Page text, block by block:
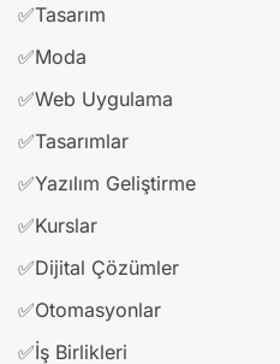
✅Tasarım
✅Moda
✅Web Uygulama
✅Tasarımlar
✅Yazılım Geliştirme
✅Kurslar
✅Dijital Çözümler
✅Otomasyonlar
✅İş Birlikleri